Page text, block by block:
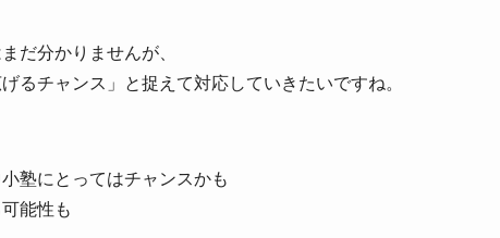
だ分かりませんが、
るチャンス」と捉えて対応していきたいですね。
塾にとってはチャンスかも
能性も